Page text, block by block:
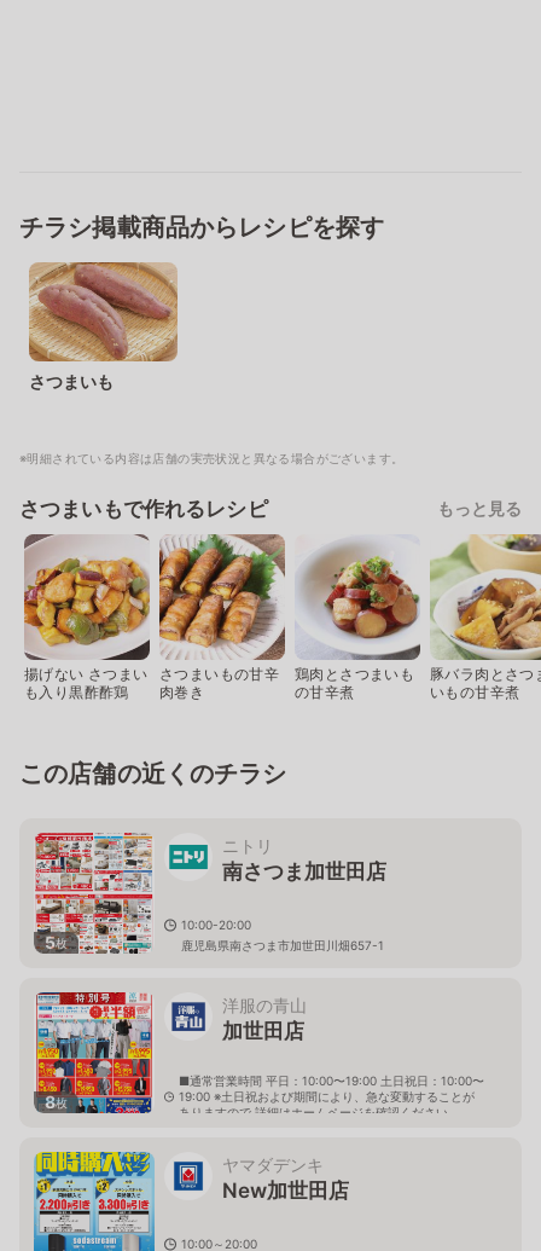
チラシ掲載商品からレシピを探す
さつまいも
※明細されている内容は店舗の実売状況と異なる場合がございます。
さつまいもで作れるレシピ もっと見る
揚げない さつまい
も入り黒酢酢鶏
さつまいもの甘辛
肉巻き
鶏肉とさつまいも
の甘辛煮
豚バラ肉とさつ
いもの甘辛煮
この店舗の近くのチラシ
5枚
ニトリ
南さつま加世田店
10:00-20:00
鹿児島県南さつま市加世田川畑657-1
8枚
洋服の青山
加世田店
■通常営業時間 平日：10:00〜19:00 土日祝日：10:00〜
19:00 ※土日祝および期間により、急な変動することが
ありますので 詳細はホームページを確認ください
ヤマダデンキ
New加世田店
10:00～20:00